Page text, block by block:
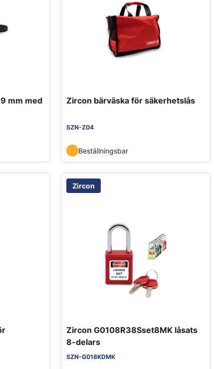
mm med
Zircon bärväska för säkerhetslås
SZN-Z04
Beställningsbar
Zircon
Zircon G0108R38Sset8MK låsats
8-delars
SZN-G018KDMK